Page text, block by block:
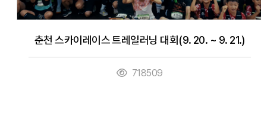
춘천 스카이레이스 트레일러닝 대회(9. 20. ~ 9. 21.)
718509